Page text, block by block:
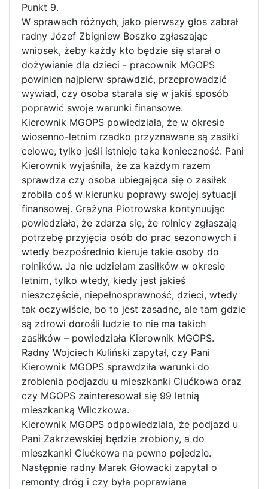
Punkt 9.
W sprawach różnych, jako pierwszy głos zabrał
radny Józef Zbigniew Boszko zgłaszając
wniosek, żeby każdy kto będzie się starał o
dożywianie dla dzieci - pracownik MGOPS
powinien najpierw sprawdzić, przeprowadzić
wywiad, czy osoba starała się w jakiś sposób
poprawić swoje warunki finansowe.
Kierownik MGOPS powiedziała, że w okresie
wiosenno-letnim rzadko przyznawane są zasiłki
celowe, tylko jeśli istnieje taka konieczność. Pani
Kierownik wyjaśniła, że za każdym razem
sprawdza czy osoba ubiegająca się o zasiłek
zrobiła coś w kierunku poprawy swojej sytuacji
finansowej. Grażyna Piotrowska kontynuując
powiedziała, że zdarza się, że rolnicy zgłaszają
potrzebę przyjęcia osób do prac sezonowych i
wtedy bezpośrednio kieruje takie osoby do
rolników. Ja nie udzielam zasiłków w okresie
letnim, tylko wtedy, kiedy jest jakieś
nieszczęście, niepełnosprawność, dzieci, wtedy
tak oczywiście, bo to jest zasadne, ale tam gdzie
są zdrowi dorośli ludzie to nie ma takich
zasiłków – powiedziała Kierownik MGOPS.
Radny Wojciech Kuliński zapytał, czy Pani
Kierownik MGOPS sprawdziła warunki do
zrobienia podjazdu u mieszkanki Ciućkowa oraz
czy MGOPS zainteresował się 99 letnią
mieszkanką Wilczkowa.
Kierownik MGOPS odpowiedziała, że podjazd u
Pani Zakrzewskiej będzie zrobiony, a do
mieszkanki Ciućkowa na pewno pojedzie.
Następnie radny Marek Głowacki zapytał o
remonty dróg i czy była poprawiana